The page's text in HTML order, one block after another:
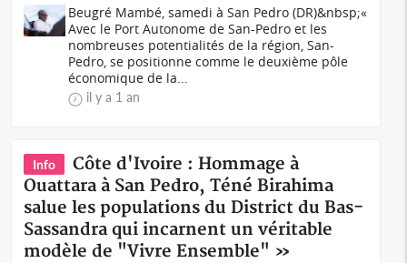
Beugré Mambé, samedi à San Pedro (DR)&nbsp;«
Avec le Port Autonome de San-Pedro et les
nombreuses potentialités de la région, San-
Pedro, se positionne comme le deuxième pôle
économique de la...
il y a 1 an
Info
Côte d'Ivoire : Hommage à
Ouattara à San Pedro, Téné Birahima
salue les populations du District du Bas-
Sassandra qui incarnent un véritable
modèle de "Vivre Ensemble" »